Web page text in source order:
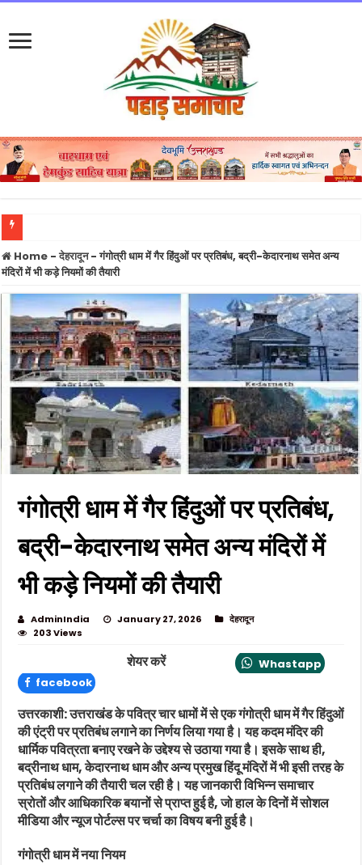
उत्तराखंड में अगले चार दिन भारी बारिश का अलर्ट, बागेश्वर-पिथौरागढ़-चमोली में विशेष सतर्कता
Home - देहरादून- गंगोत्री धाम में गैर हिंदुओं पर प्रतिबंध, बद्री-केदारनाथ समेत अन्य
मंदिरों में भी कड़े नियमों की तैयारी
गंगोत्री धाम में गैर हिंदुओं पर प्रतिबंध,
बद्री-केदारनाथ समेत अन्य मंदिरों में
भी कड़े नियमों की तैयारी
AdminIndia January 27, 2026
देहरादून
203 Views
शेयर करें
Whastapp
facebook
उत्तरकाशी: उत्तराखंड के पवित्र चार धामों में से एक गंगोत्री धाम में गैर हिंदुओं
की एंट्री पर प्रतिबंध लगाने का निर्णय लिया गया है। यह कदम मंदिर की
धार्मिक पवित्रता बनाए रखने के उद्देश्य से उठाया गया है। इसके साथ ही,
बद्रीनाथ धाम, केदारनाथ धाम और अन्य प्रमुख हिंदू मंदिरों में भी इसी तरह के
प्रतिबंध लगाने की तैयारी चल रही है। यह जानकारी विभिन्न समाचार
स्रोतों और आधिकारिक बयानों से प्राप्त हुई है, जो हाल के दिनों में सोशल
मीडिया और न्यूज पोर्टल्स पर चर्चा का विषय बनी हुई है।
गंगोत्री धाम में नया नियम